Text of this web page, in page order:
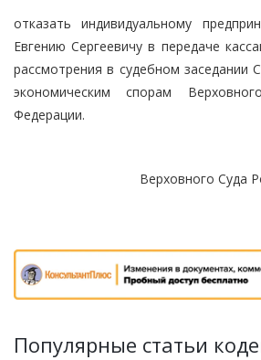
отказать индивидуальному
Евгению Сергеевичу в передаче
рассмотрения в судебном заседании
экономическим спорам
Федерации.
Верховного Суда
Популярные статьи